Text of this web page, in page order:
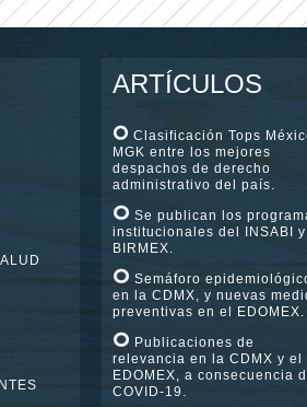
ARTÍCULOS
Clasificación Tops
MGK entre los mejores
despachos de derecho
administrativo del país.
Se publican los
institucionales del INSABI y
BIRMEX.
Semáforo
en la CDMX, y nuevas
preventivas en el EDOMEX.
Publicaciones de
relevancia en la CDMX y el
EDOMEX, a consecuencia
COVID-19.